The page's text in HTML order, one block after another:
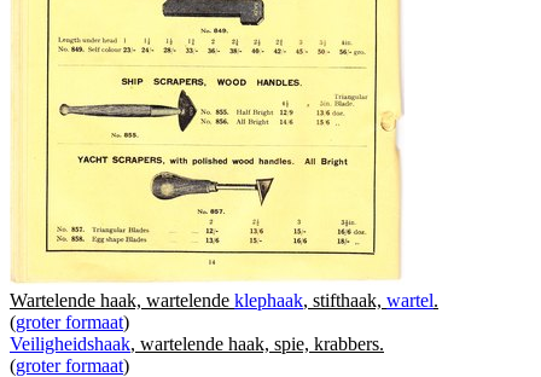
Wartelende haak, wartelende klephaak, stifthaak, wartel.
(groter formaat)
Veiligheidshaak, wartelende haak, spie, krabbers.
(groter formaat)